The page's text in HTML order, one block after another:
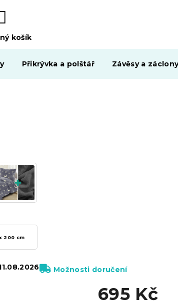
košík
Přikrývka a polštář Závěsy a
695 Kč
200 cm
Možnosti doručení